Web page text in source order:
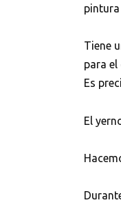
pintura
Tiene
para
Es
El